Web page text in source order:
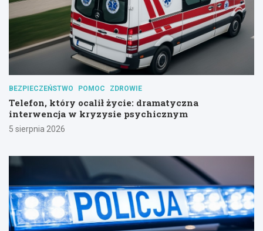
BEZPIECZEŃSTWO POMOC ZDROWIE
Telefon, który ocalił życie: dramatyczna
interwencja w kryzysie psychicznym
5 sierpnia 2026